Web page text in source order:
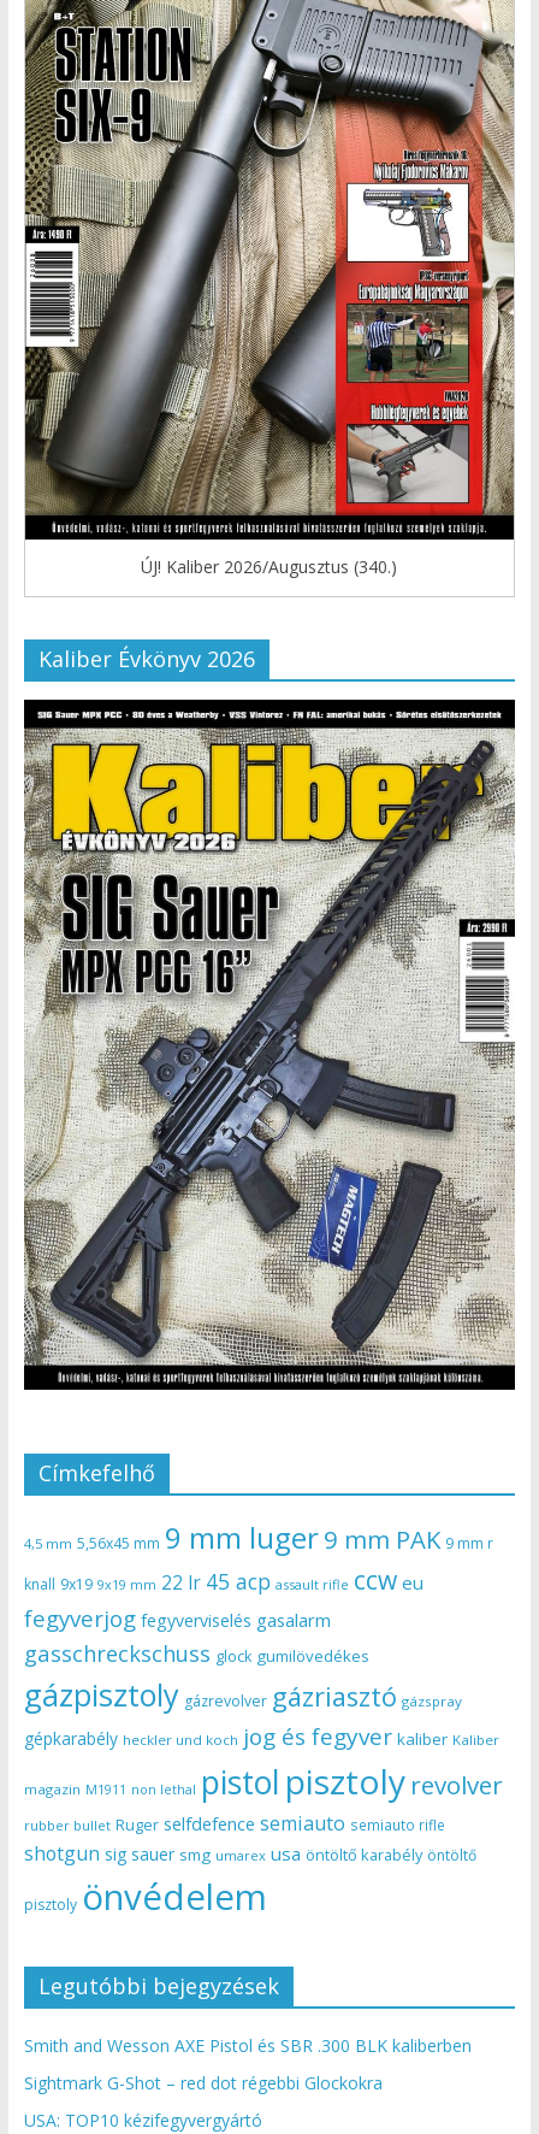
ÚJ! Kaliber 2026/Augusztus (340.)
Kaliber Évkönyv 2026
Címkefelhő
4,5 mm 5,56x45 mm 9 mm luger9 mm PAK 9 mm r
knall 9x19 9x19 mm 22 lr 45 acp assault rifle ccw eu
fegyverjog fegyverviselés gasalarm
gasschreckschuss glock gumilövedékes
gázpisztoly gázrevolver gázriasztó gázspray
gépkarabély heckler und koch jog és fegyver kaliber Kaliber
magazin M1911 non lethal pistol pisztoly revolver
rubber bullet Ruger selfdefence semiauto semiauto rifle
shotgun sig sauer smg umarex usa öntöltő karabély öntöltő
pisztoly önvédelem
Legutóbbi bejegyzések
Smith and Wesson AXE Pistol és SBR .300 BLK kaliberben
Sightmark G-Shot – red dot régebbi Glockokra
USA: TOP10 kézifegyvergyártó